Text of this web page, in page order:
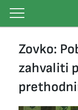
content
Zovko:
zahvaliti